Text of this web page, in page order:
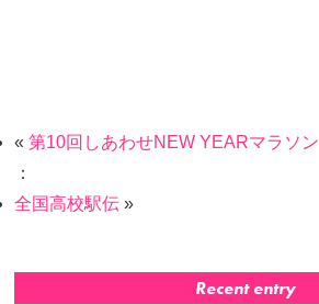
«第10回しあわせNEW YEARマラソン
：
全国高校駅伝 »
Recent entry